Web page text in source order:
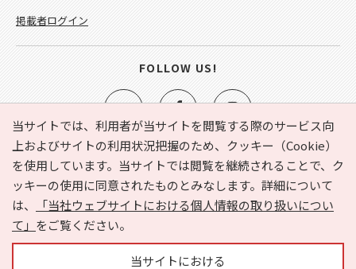
当サイトでは、利用者が当サイトを閲覧する際のサービス向
上およびサイトの利用状況把握のため、クッキー（Cookie）
を使用しています。当サイトでは閲覧を継続されることで、ク
ッキーの使用に同意されたものとみなします。詳細について
は、
「当社ウェブサイトにおける個人情報の取り扱いについ
て」 をご覧ください。
当サイトにおける
e-NAVITA（イーナビタ）とは？ お気に入り
ヘルプ
利用規約
個人情報の取り扱いについて
運営会社
サイトマップ
広告掲載に関するお問い合わせ
掲載者ログイン
FOLLOW US!